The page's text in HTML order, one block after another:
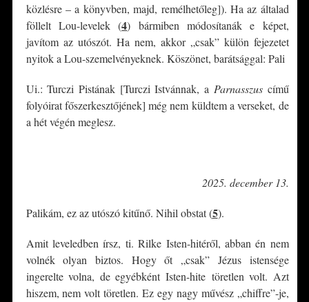
közlésre – a könyvben, majd, remélhetőleg]). Ha az általad
föllelt Lou-levelek (4) bármiben módosítanák e képet,
javítom az utószót. Ha nem, akkor „csak” külön fejezetet
nyitok a Lou-szemelvényeknek. Köszönet, barátsággal: Pali
Ui.: Turczi Pistának [Turczi Istvánnak, a Parnasszuscímű
folyóirat főszerkesztőjének] még nem küldtem a verseket, de
a hét végén meglesz.
2025. december 13.
Palikám, ez az utószó kitűnő. Nihil obstat (5).
Amit leveledben írsz, ti. Rilke Isten-hitéről, abban én nem
volnék olyan biztos. Hogy őt „csak” Jézus istensége
ingerelte volna, de egyébként Isten-hite töretlen volt. Azt
hiszem, nem volt töretlen. Ez egy nagy művész „chiffre”-je,